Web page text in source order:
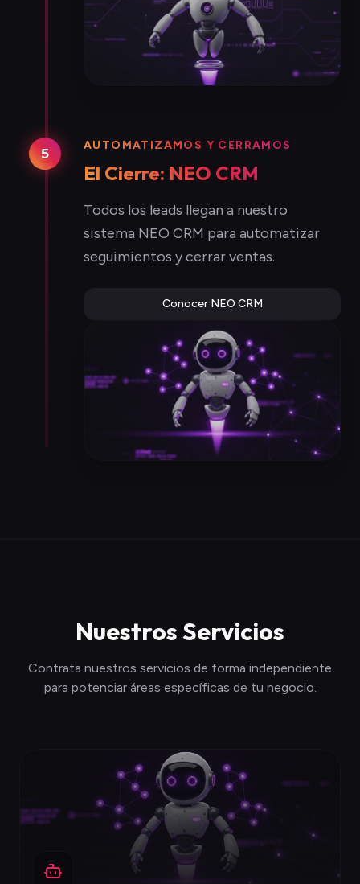
5 AUTOMATIZAMOS Y CERRAMOS
El Cierre: NEO CRM
Todos los leads llegan a nuestro
sistema NEO CRM para automatizar
seguimientos y cerrar ventas.
Conocer NEO CRM
Nuestros Servicios
Contrata nuestros servicios de forma independiente
para potenciar áreas específicas de tu negocio.